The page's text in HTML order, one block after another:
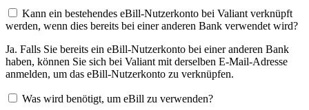
Kann ein bestehendes eBill-Nutzerkonto bei Valiant verknüpft
werden, wenn dies bereits bei einer anderen Bank verwendet wird?
Ja. Falls Sie bereits ein eBill-Nutzerkonto bei einer anderen Bank
haben, können Sie sich bei Valiant mit derselben E-Mail-Adresse
anmelden, um das eBill-Nutzerkonto zu verknüpfen.
Was wird benötigt, um eBill zu verwenden?